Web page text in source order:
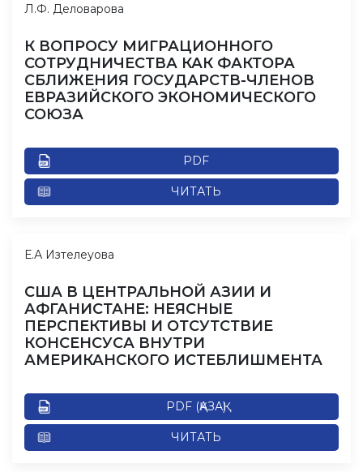
Л.Ф. Деловарова
К ВОПРОСУ МИГРАЦИОННОГО
СОТРУДНИЧЕСТВА КАК ФАКТОРА
СБЛИЖЕНИЯ ГОСУДАРСТВ-ЧЛЕНОВ
ЕВРАЗИЙСКОГО ЭКОНОМИЧЕСКОГО
СОЮЗА
PDF
ЧИТАТЬ
Е.А Изтелеуова
США В ЦЕНТРАЛЬНОЙ АЗИИ И
АФГАНИСТАНЕ: НЕЯСНЫЕ
ПЕРСПЕКТИВЫ И ОТСУТСТВИЕ
КОНСЕНСУСА ВНУТРИ
АМЕРИКАНСКОГО ИСТЕБЛИШМЕНТА
PDF (ҚАЗАҚ)
ЧИТАТЬ